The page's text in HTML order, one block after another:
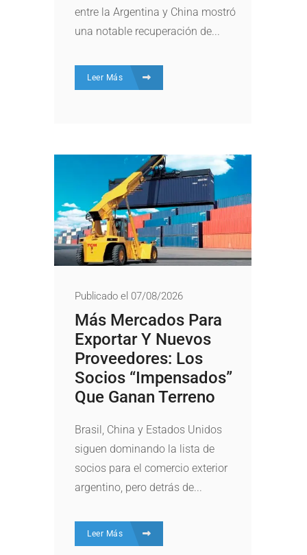
entre la Argentina y China mostró
una notable recuperación de...
Leer Más
Publicado el 07/08/2026
Más Mercados Para
Exportar Y Nuevos
Proveedores: Los
Socios “impensados”
Que Ganan Terreno
Brasil, China y Estados Unidos
siguen dominando la lista de
socios para el comercio exterior
argentino, pero detrás de...
Leer Más